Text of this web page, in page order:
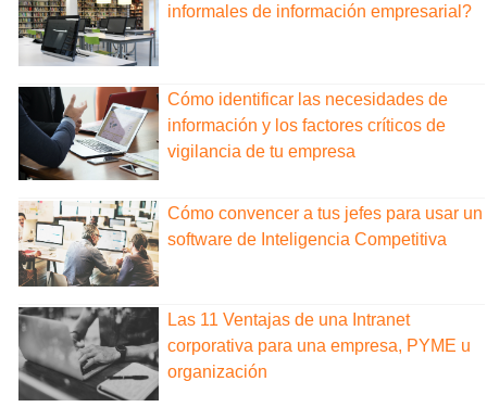
informales de información empresarial?
Cómo identificar las necesidades de
información y los factores críticos de
vigilancia de tu empresa
Cómo convencer a tus jefes para usar un
software de Inteligencia Competitiva
Las 11 Ventajas de una Intranet
corporativa para una empresa, PYME u
organización